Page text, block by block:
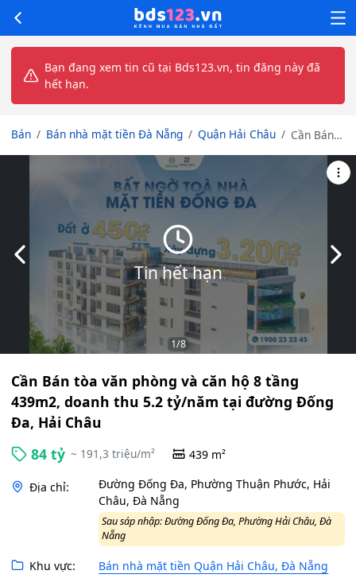
Bạn đang xem tin cũ tại Bds123.vn, tin đăng này đã
hết hạn.
Bán Bán nhà mặt tiền Đà Nẵng Quận Hải Châu
Cần Bán
phòng và
căn hộ 8
5.2
tỷ/năm tại
đường
Đống Đa,
Hải Châu
Tin hết hạn
Slide trước
1/8
Cần Bán tòa văn phòng và căn hộ 8 tầng
439m2, doanh thu 5.2 tỷ/năm tại đường Đống
Đa, Hải Châu
84 tỷ ~ 191,3 triệu/m² 439 m²
Địa chỉ:
Đường Đống Đa, Phường Thuận Phước, Hải
Châu, Đà Nẵng
Sau sáp nhập: Đường Đống Đa, Phường Hải Châu, Đà
Nẵng
Khu vực:
Bán nhà mặt tiền Quận Hải Châu, Đà Nẵng